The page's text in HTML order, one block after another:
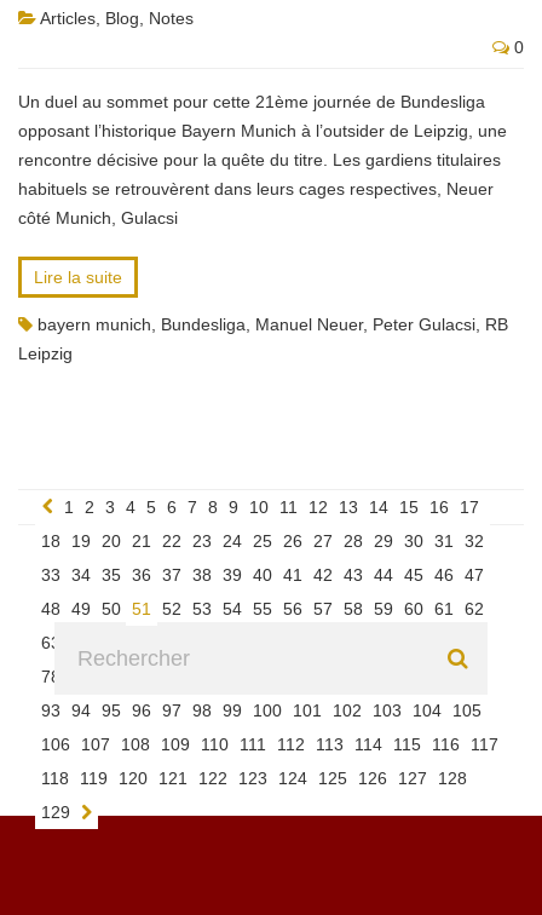
Articles Blog
Notes
0
Un duel au sommet pour cette 21ème journée de Bundesliga
opposant l’historique Bayern Munich à l’outsider de Leipzig, une
rencontre décisive pour la quête du titre. Les gardiens titulaires
habituels se retrouvèrent dans leurs cages respectives, Neuer
côté Munich, Gulacsi
Lire la suite
bayern munich Bundesliga Manuel Neuer, Peter Gulacsi RB
Leipzig
1 2 3 4 5 6 7 8 9 10 11 12 13 14 15 16
17
18
19 20 21 22 23 24 25 26 27 28 29 30 31
32
33
34 35 36 37 38 39 40 41 42 43 44 45 46
47
48
49 50 51 52 53 54 55 56 57 58 59 60 61
62
63
78
93
94 95 96 97 98 99 100 101 102 103 104
105
106
107 108 109 110 111 112 113 114 115 116
117
118
119 120 121 122 123 124 125 126 127
128
129